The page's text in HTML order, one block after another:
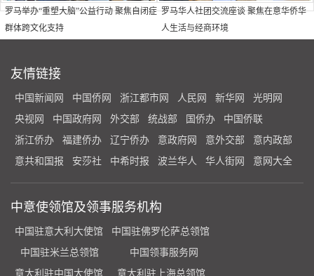
罗马举办“重塑大脑”公益行动 聚焦自闭症
群体跨文化支持
罗马华人社团交流座谈 聚焦在意华侨华
人生活与经商环境
友情链接
中国新闻网 中国侨网 浙江都市网 人民网 新华网
光明网
央视网
中国政府网 外交部 统战部 国侨办
中国侨联
浙江侨办
福建侨办 辽宁侨办 意政府网 意外交部
意内政部
意共和国报
安莎社 中希时报 波兰华人 华人街网 意网大全
中意使领馆及领事服务机构
中国驻意大利大使馆
中国驻佛罗伦萨总领馆
中国驻米兰总领馆
中国领事服务网
意大利驻中国大使馆
意大利驻上海总领馆